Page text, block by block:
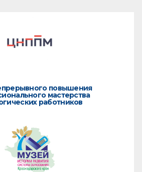
повышения
мастерства
работников